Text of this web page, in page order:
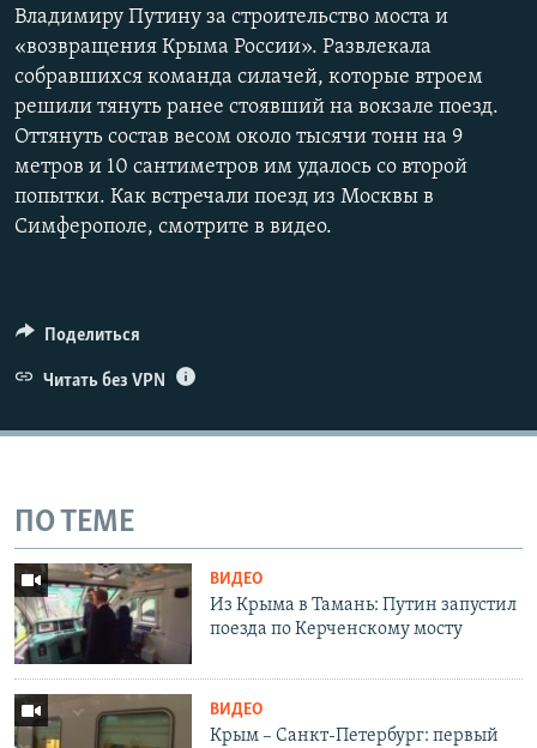
Владимиру Путину за строительство моста и
«возвращения Крыма России». Развлекала
собравшихся команда силачей, которые втроем
решили тянуть ранее стоявший на вокзале поезд.
Оттянуть состав весом около тысячи тонн на 9
метров и 10 сантиметров им удалось со второй
попытки. Как встречали поезд из Москвы в
Симферополе, смотрите в видео.
Поделиться
Читать без VPN
ПО ТЕМЕ
ВИДЕО
Из Крыма в Тамань: Путин запустил
поезда по Керченскому мосту
ВИДЕО
Крым – Санкт-Петербург: первый